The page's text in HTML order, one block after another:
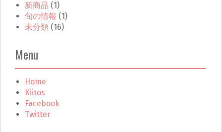
新商品 (1)
旬の情報 (1)
未分類 (16)
Menu
Home
Kiitos
Facebook
Twitter